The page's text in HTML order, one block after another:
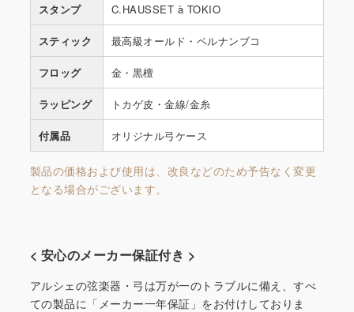
スタンプ C.HAUSSET à TOKIO
スティック 最高級オールド・ペルナンブコ
フロッグ 金・黒檀
ラッピング トカゲ皮・金線/金糸
付属品 オリジナル弓ケース
製品の価格および使用は、改良などのため予告なく変更
となる場合がございます。
< 安心のメーカー保証付き >
アルシェの弦楽器・弓は万が一のトラブルに備え、すべ
ての製品に「メーカー一年保証」をお付けしておりま